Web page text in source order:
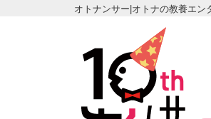
オトナンサー|オトナの教養エン